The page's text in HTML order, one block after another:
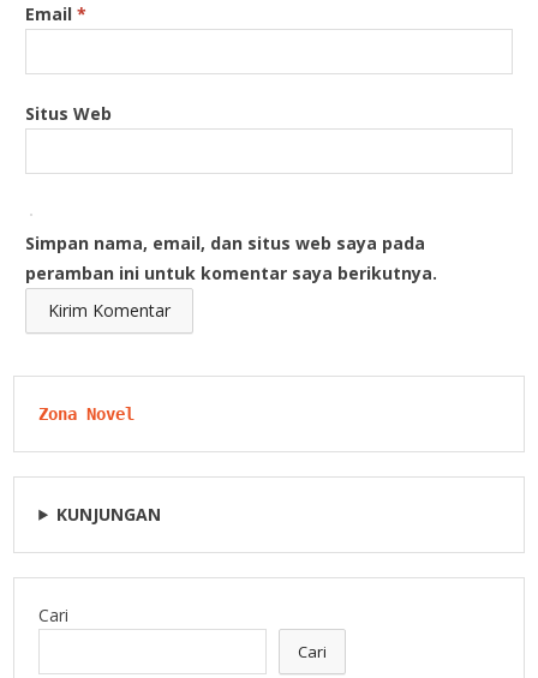
Email*
Situs Web
Simpan nama, email, dan situs web saya pada
peramban ini untuk komentar saya berikutnya.
Zona Novel
KUNJUNGAN
Cari
Cari